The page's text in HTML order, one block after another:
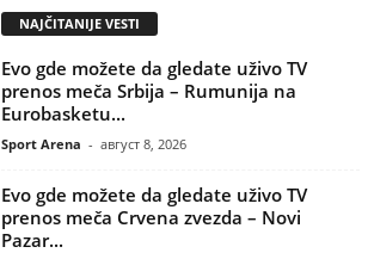
NAJČITANIJE VESTI
Evo gde možete da gledate uživo TV
prenos meča Srbija – Rumunija na
Eurobasketu...
Sport Arena - август 8, 2026
Evo gde možete da gledate uživo TV
prenos meča Crvena zvezda – Novi
Pazar...